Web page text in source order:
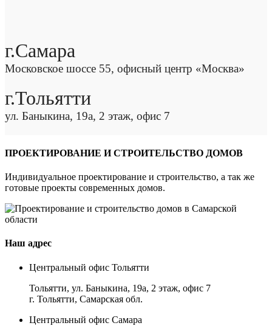
г.Самара
Московское шоссе 55, офисный центр «Москва»
г.Тольятти
ул. Баныкина, 19а, 2 этаж, офис 7
ПРОЕКТИРОВАНИЕ И СТРОИТЕЛЬСТВО ДОМОВ
Индивидуальное проектирование и строительство, а так же
готовые проекты современных домов.
Наш адрес
Центральный офис Тольятти
Тольятти, ул. Баныкина, 19а, 2 этаж, офис 7
г. Тольятти, Самарская обл.
Центральный офис Самара